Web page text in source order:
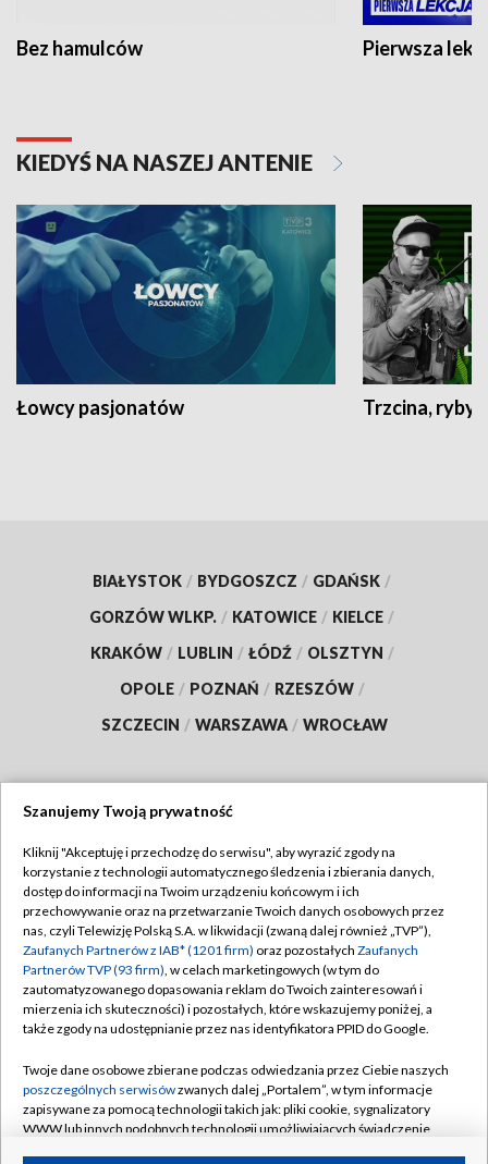
Bez hamulców Pierwsza
KIEDYŚ NA NASZEJ ANTENIE
Łowcy pasjonatów Trzcina, ryby
BIAŁYSTOK / BYDGOSZCZ / GDAŃSK /
GORZÓW WLKP. / KATOWICE / KIELCE /
KRAKÓW / LUBLIN / ŁÓDŹ / OLSZTYN /
OPOLE / POZNAŃ / RZESZÓW /
SZCZECIN / WARSZAWA / WROCŁAW
TVP
Abonament TVP
Emisja w TVP
Centrum informacji TVP
Naziemna Telewizja Cyfrowa
Rada Programowa
System NOS
Informacje o nadawcy
Regulamin TVP
Polityka prywatności
Moje zgody
Pomoc
Kontakt
Szanujemy Twoją prywatność
Kliknij "Akceptuję i przechodzę do serwisu", aby wyrazić zgody na
korzystanie z technologii automatycznego śledzenia i zbierania danych,
dostęp do informacji na Twoim urządzeniu końcowym i ich
przechowywanie oraz na przetwarzanie Twoich danych osobowych przez
nas, czyli Telewizję Polską S.A. w likwidacji (zwaną dalej również „TVP”),
Zaufanych Partnerów z IAB* (1201 firm) oraz pozostałych Zaufanych
Partnerów TVP (93 firm), w celach marketingowych (w tym do
zautomatyzowanego dopasowania reklam do Twoich zainteresowań i
mierzenia ich skuteczności) i pozostałych, które wskazujemy poniżej, a
także zgody na udostępnianie przez nas identyfikatora PPID do Google.
Twoje dane osobowe zbierane podczas odwiedzania przez Ciebie naszych
poszczególnych serwisówzwanych dalej „Portalem”, w tym informacje
zapisywane za pomocą technologii takich jak: pliki cookie, sygnalizatory
WWW lub innych podobnych technologii umożliwiających świadczenie